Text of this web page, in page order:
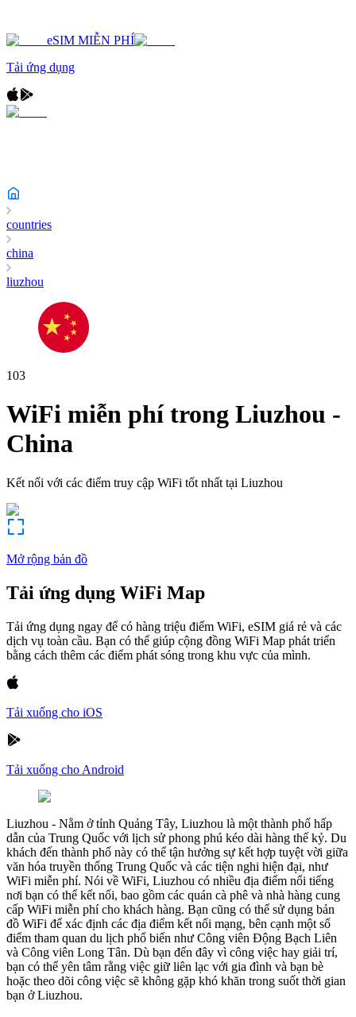
eSIM MIỄN PHÍ
Tải ứng dụng
countries
china
liuzhou
103
WiFi miễn phí trong Liuzhou -
China
Kết nối với các điểm truy cập WiFi tốt nhất tại Liuzhou
Mở rộng bản đồ
Tải ứng dụng WiFi Map
Tải ứng dụng ngay để có hàng triệu điểm WiFi, eSIM giá rẻ và các
dịch vụ toàn cầu. Bạn có thể giúp cộng đồng WiFi Map phát triển
bằng cách thêm các điểm phát sóng trong khu vực của mình.
Tải xuống cho iOS
Tải xuống cho Android
Liuzhou - Nằm ở tỉnh Quảng Tây, Liuzhou là một thành phố hấp
dẫn của Trung Quốc với lịch sử phong phú kéo dài hàng thế kỷ. Du
khách đến thành phố này có thể tận hưởng sự kết hợp tuyệt vời giữa
văn hóa truyền thống Trung Quốc và các tiện nghi hiện đại, như
WiFi miễn phí. Nói về WiFi, Liuzhou có nhiều địa điểm nổi tiếng
nơi bạn có thể kết nối, bao gồm các quán cà phê và nhà hàng cung
cấp WiFi miễn phí cho khách hàng. Bạn cũng có thể sử dụng bản
đồ WiFi để xác định các địa điểm kết nối mạng, bên cạnh một số
điểm tham quan du lịch phổ biến như Công viên Động Bạch Liên
và Công viên Long Tân. Dù bạn đến đây vì công việc hay giải trí,
bạn có thể yên tâm rằng việc giữ liên lạc với gia đình và bạn bè
hoặc theo dõi công việc sẽ không gặp khó khăn trong suốt thời gian
bạn ở Liuzhou.